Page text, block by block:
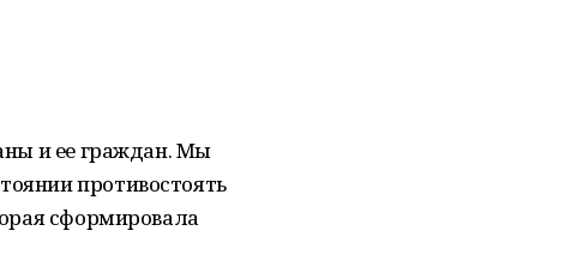
и ее граждан. Мы
противостоять
сформировала